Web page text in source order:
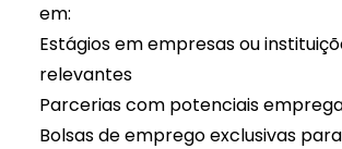
em:
Estágios em empresas ou
relevantes
Parcerias com potenciais
Bolsas de emprego exclusivas